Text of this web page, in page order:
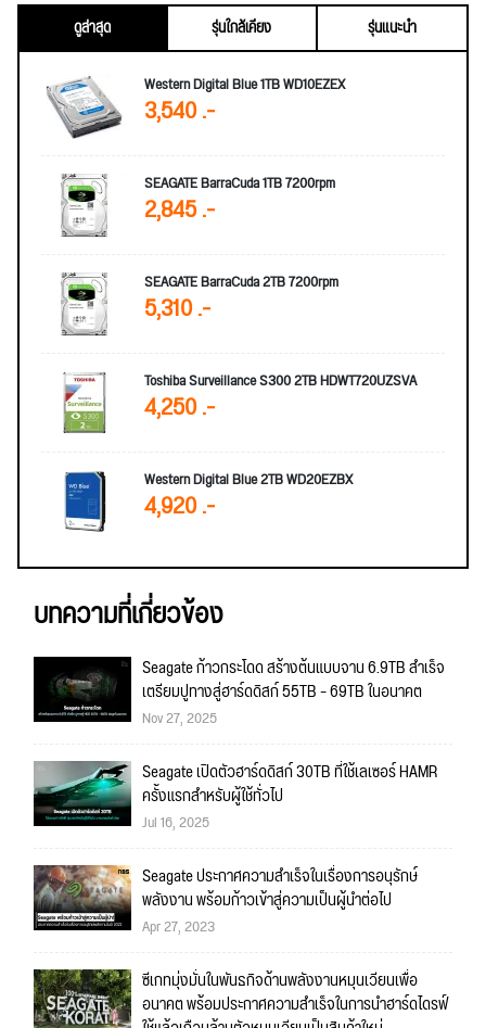
ดูล่าสุด รุ่นใกล้เคียง
รุ่นแนะนำ
Western Digital Blue 1TB WD10EZEX
3,540 .-
SEAGATE BarraCuda 1TB 7200rpm
2,845 .-
SEAGATE BarraCuda 2TB 7200rpm
5,310 .-
Toshiba Surveillance S300 2TB HDWT720UZSVA
4,250 .-
Western Digital Blue 2TB WD20EZBX
4,920 .-
บทความที่เกี่ยวข้อง
Seagate ก้าวกระโดด สร้างต้นแบบจาน 6.9TB สำเร็จ
เตรียมปูทางสู่ฮาร์ดดิสก์ 55TB – 69TB ในอนาคต
Nov 27, 2025
Seagate เปิดตัวฮาร์ดดิสก์ 30TB ที่ใช้เลเซอร์ HAMR
ครั้งแรกสำหรับผู้ใช้ทั่วไป
Jul 16, 2025
Seagate ประกาศความสำเร็จในเรื่องการอนุรักษ์
พลังงาน พร้อมก้าวเข้าสู่ความเป็นผู้นำต่อไป
Apr 27, 2023
ซีเกทมุ่งมั่นในพันธกิจด้านพลังงานหมุนเวียนเพื่อ
อนาคต พร้อมประกาศความสำเร็จในการนำฮาร์ดไดรฟ์